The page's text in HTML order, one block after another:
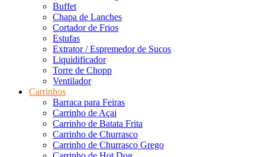
Buffet
Chapa de Lanches
Cortador de Frios
Estufas
Extrator / Espremedor de Sucos
Liquidificador
Torre de Chopp
Ventilador
Carrinhos
Barraca para Feiras
Carrinho de Açai
Carrinho de Batata Frita
Carrinho de Churrasco
Carrinho de Churrasco Grego